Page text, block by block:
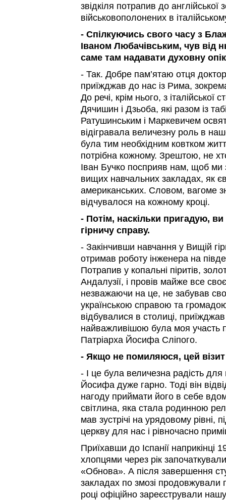
звідкіля потрапив до англійської
військовополонених в італійському
- Спілкуючись свого часу з
Іваном Любачівським, чув від
саме там надавати духовну
- Так. Добре пам’ятаю отця
приїжджав до нас із Рима,
До речі, крім нього, з італійської
Дячишин і Дзьоба, які разом із
Ратушинським і Маркевичем
відігравала величезну роль в
була тим необхідним ковтком
потрібна кожному. Зрештою, не
Іван Бучко посприяв нам, щоб ми
вищих навчальних закладах, як
американських. Словом, вагоме
відчувалося на кожному кроці.
- Потім, наскільки пригадую,
гірничу справу.
- Закінчивши навчання у Вищій
отримав роботу інженера на
Потрапив у копальні піритів,
Андалузії, і провів майже все
незважаючи на це, не забував
українською справою та
відбувалися в столиці,
найважливішою була моя участь
Патріарха Йосифа Сліпого.
- Якщо не помиляюся, цей
- І це була величезна радість
Йосифа дуже гарно. Тоді він
нагоду приймати його в себе
світлина, яка стала родинною
мав зустрічі на урядовому рівні,
церкву для нас і рівночасно
Приїхавши до Іспанії наприкінці
хлопцями через рік
«Обнова». А після завершення
закладах по змозі продовжували
році офіційно зареєстрували